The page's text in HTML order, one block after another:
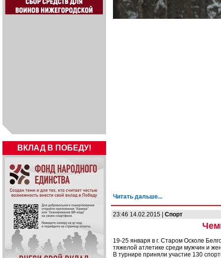
ВКЛАД В ПОБЕДУ!
Читать дальше...
23:46 14.02.2015 | Спорт
19-25 января в г. Старом Осколе
тяжелой атлетике среди мужчин и
В турнире приняли участие 130